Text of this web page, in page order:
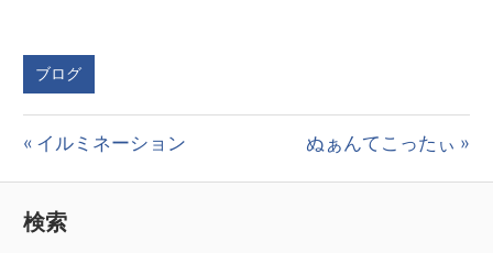
ブログ
投
稿
ナ
前
投
稿:
イルミネーション
次
ぬぁんてこったぃ
検索